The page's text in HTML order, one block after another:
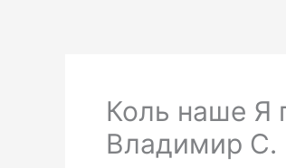
Коль наше Я
Владимир С.